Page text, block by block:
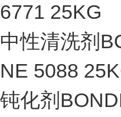
6771 25KG
中性清洗剂
NE 5088
钝化剂